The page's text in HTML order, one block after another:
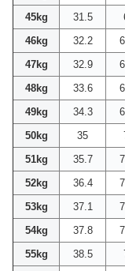
45kg
31.5
46kg
32.2
47kg
32.9
48kg
33.6
49kg
34.3
50kg
35
51kg
35.7
52kg
36.4
53kg
37.1
54kg
37.8
55kg
38.5